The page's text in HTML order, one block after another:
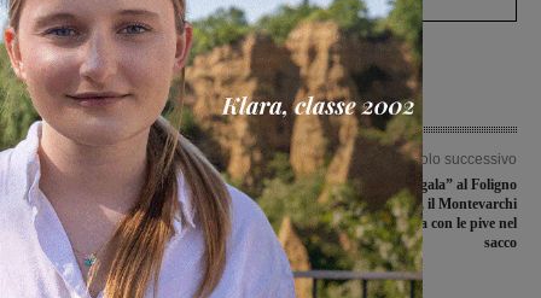
Articolo precedente
Libera Università del Valdarno, parte
ufficialmente il nuovo anno
accademico
Articolo successivo
La Sangiovannese “regala” al Foligno
la seconda sconfitta, il Montevarchi
torna da Cannara con le pive nel
sacco